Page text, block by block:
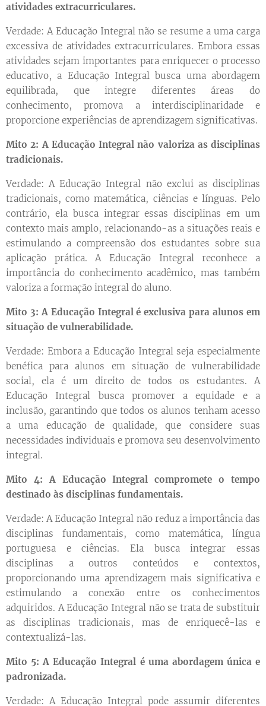
atividades extracurriculares.
Verdade: A Educação Integral não se resume a uma carga
excessiva de atividades extracurriculares. Embora essas
atividades sejam importantes para enriquecer o processo
educativo, a Educação Integral busca uma abordagem
equilibrada, que integre diferentes áreas do
conhecimento, promova a interdisciplinaridade e
proporcione experiências de aprendizagem significativas.
Mito 2: A Educação Integral não valoriza as disciplinas
tradicionais.
Verdade: A Educação Integral não exclui as disciplinas
tradicionais, como matemática, ciências e línguas. Pelo
contrário, ela busca integrar essas disciplinas em um
contexto mais amplo, relacionando-as a situações reais e
estimulando a compreensão dos estudantes sobre sua
aplicação prática. A Educação Integral reconhece a
importância do conhecimento acadêmico, mas também
valoriza a formação integral do aluno.
Mito 3: A Educação Integral é exclusiva para alunos em
situação de vulnerabilidade.
Verdade: Embora a Educação Integral seja especialmente
benéfica para alunos em situação de vulnerabilidade
social, ela é um direito de todos os estudantes. A
Educação Integral busca promover a equidade e a
inclusão, garantindo que todos os alunos tenham acesso
a uma educação de qualidade, que considere suas
necessidades individuais e promova seu desenvolvimento
integral.
Mito 4: A Educação Integral compromete o tempo
destinado às disciplinas fundamentais.
Verdade: A Educação Integral não reduz a importância das
disciplinas fundamentais, como matemática, língua
portuguesa e ciências. Ela busca integrar essas
disciplinas a outros conteúdos e contextos,
proporcionando uma aprendizagem mais significativa e
estimulando a conexão entre os conhecimentos
adquiridos. A Educação Integral não se trata de substituir
as disciplinas tradicionais, mas de enriquecê-las e
contextualizá-las.
Mito 5: A Educação Integral é uma abordagem única e
padronizada.
Verdade: A Educação Integral pode assumir diferentes